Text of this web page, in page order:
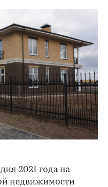
2021 года на
недвижимости